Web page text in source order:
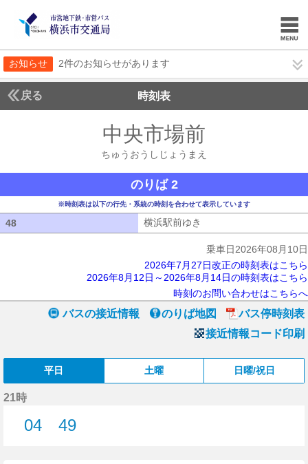
お知らせ 2件のお知らせがあります
戻る 時刻表
中央市場前
ちゅうおうしじょうまえ
のりば 2
※時刻表は以下の行先・系統の時刻を合わせて表示しています
48 横浜駅前ゆき
乗車日2026年08月10日
2026年7月27日改正の時刻表はこちら
2026年8月12日～2026年8月14日の時刻表はこちら
時刻のお問い合わせはこちらへ
バスの接近情報 のりば地図
バス停時刻表
接近情報コード印刷
平日 土曜 日曜/祝日
21時
04
49